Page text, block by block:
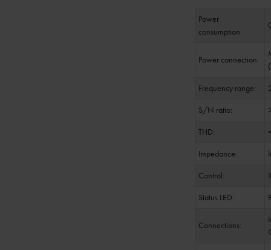
Power
consumption:
Power connection:
Frequency range:
S/N ratio:
THD:
Impedance:
Control:
Status LED:
Connections: